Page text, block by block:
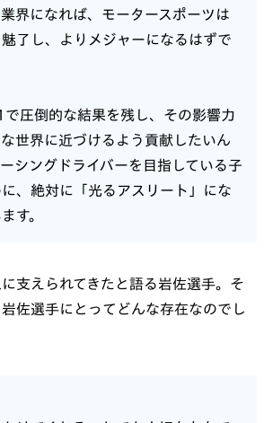
界になれば、モータースポーツは
了し、よりメジャーになるはずで
で圧倒的な結果を残し、その影響力
世界に近づけるよう貢献したいん
シングドライバーを目指している子
、絶対に「光るアスリート」にな
す。
支えられてきたと語る岩佐選手。そ
佐選手にとってどんな存在なのでし